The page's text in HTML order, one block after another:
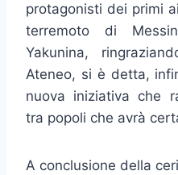
protagonisti dei primi
terremoto di
Yakunina,
Ateneo, si è detta,
nuova iniziativa che
tra popoli che avrà
A conclusione della